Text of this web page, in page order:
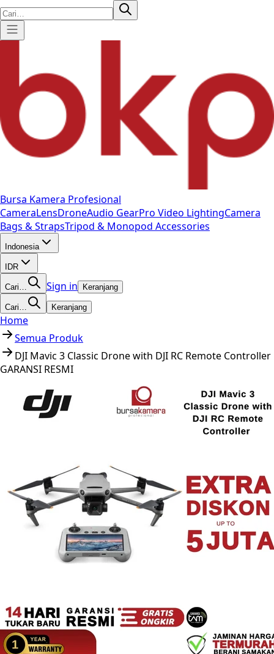
Bursa Kamera Profesional
CameraLensDroneAudio GearPro Video LightingCamera
Bags & StrapsTripod & Monopod Accessories
Indonesia
IDR
Cari… Sign in Keranjang
Cari… Keranjang
Home
Semua Produk
DJI Mavic 3 Classic Drone with DJI RC Remote Controller
GARANSI RESMI